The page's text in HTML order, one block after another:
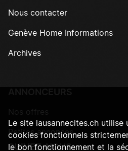
Nous contacter
Genève Home Informations
Archives
Petites annonces
SUIVEZ-NOUS
Le site lausannecites.ch utilise
cookies fonctionnels
le bon fonctionnement et la